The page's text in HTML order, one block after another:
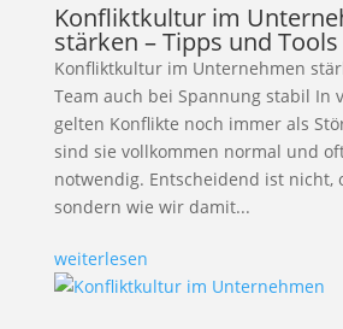
Konfliktkultur im
stärken – Tipps und Tools
Konfliktkultur im Unternehmen
Team auch bei Spannung stabil In
gelten Konflikte noch immer als
sind sie vollkommen normal und
notwendig. Entscheidend ist nicht,
sondern wie wir damit...
weiterlesen